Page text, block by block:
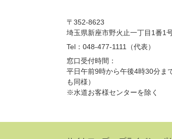
〒352-8623
埼玉県新座市野火止一丁目1番1
Tel：048-477-1111（代表）
窓口受付時間：
平日午前9時から午後4時30分ま
も同様）
※水道お客様センターを除く